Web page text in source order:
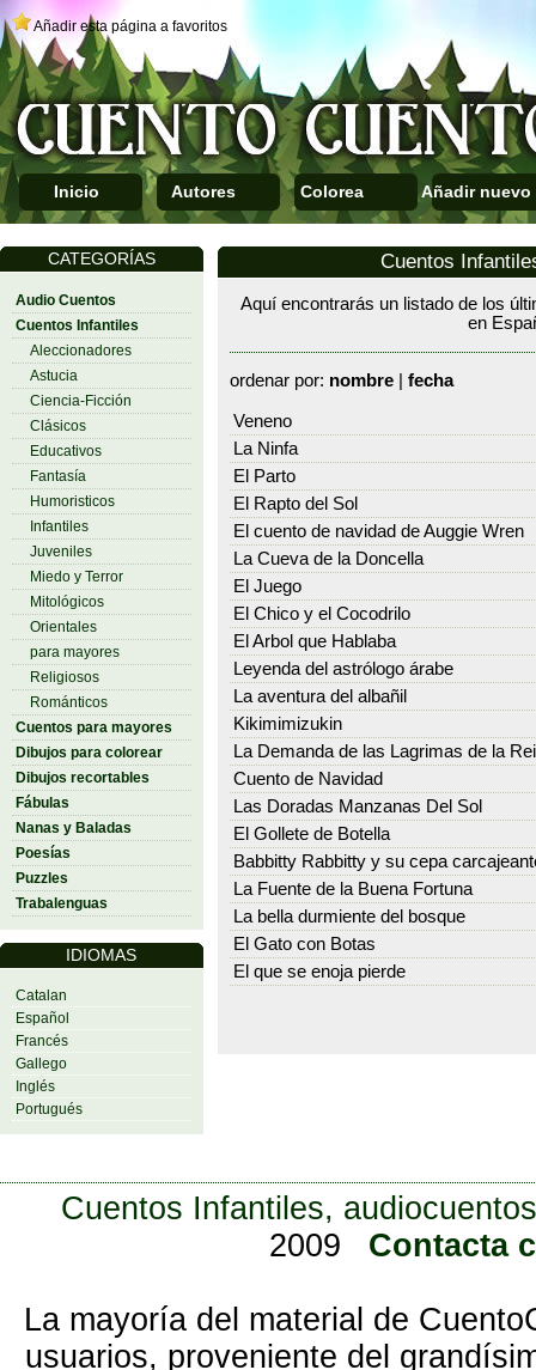
Añadir esta página a favoritos
Inicio Autores Colorea Añadir nuevo
CATEGORÍAS
Audio Cuentos
Cuentos Infantiles
Aleccionadores
Astucia
Ciencia-Ficción
Clásicos
Educativos
Fantasía
Humoristicos
Infantiles
Juveniles
Miedo y Terror
Mitológicos
Orientales
para mayores
Religiosos
Románticos
Cuentos para mayores
Dibujos para colorear
Dibujos recortables
Fábulas
Nanas y Baladas
Poesías
Puzzles
Trabalenguas
IDIOMAS
Catalan
Español
Francés
Gallego
Inglés
Portugués
Cuentos
Aquí encontrarás un listado de los
en
ordenar por: nombre fecha
Veneno
La Ninfa
El Parto
El Rapto del Sol
El cuento de navidad de Auggie Wren
La Cueva de la Doncella
El Juego
El Chico y el Cocodrilo
El Arbol que Hablaba
Leyenda del astrólogo árabe
La aventura del albañil
Kikimimizukin
La Demanda de las Lagrimas de la
Cuento de Navidad
Las Doradas Manzanas Del Sol
El Gollete de Botella
Babbitty Rabbitty y su cepa
La Fuente de la Buena Fortuna
La bella durmiente del bosque
El Gato con Botas
El que se enoja pierde
Cuentos Infantiles,
2009
Contacta
La mayoría del material de
usuarios, proveniente del